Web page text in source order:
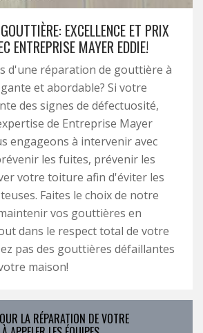
EXCELLENCE ET PRIX
ENTREPRISE MAYER EDDIE!
d'une réparation de gouttière à
et abordable? Si votre
des signes de défectuosité,
de Entreprise Mayer
engageons à intervenir avec
les fuites, prévenir les
votre toiture afin d'éviter les
Faites le choix de notre
vos gouttières en
dans le respect total de votre
pas des gouttières défaillantes
maison!
LA RÉPARATION DE VOTRE